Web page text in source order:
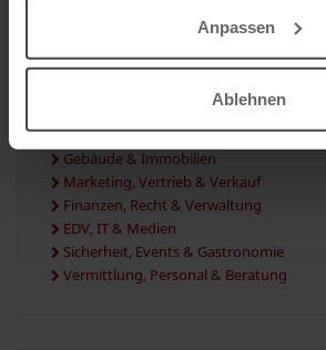
Anpassen
Ablehnen
Industrie- & Gewerbebau
Industrielles Fachpersonal
Transport, Logistik & Verkehr
Dienstleistungen & Services
Gebäude & Immobilien
Marketing, Vertrieb & Verkauf
Finanzen, Recht & Verwaltung
EDV, IT & Medien
Sicherheit, Events & Gastronomie
Vermittlung, Personal & Beratung